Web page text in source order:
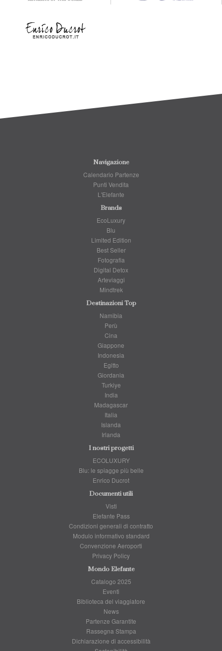
Navigazione
Calendario Partenze
Punti Vendita
L'Elefante
Brands
EcoLuxury
Blu
Limited Edition
Best Seller
Fotografia
Digital Detox
Arteviaggi
Mindtrek
Destinazioni Top
Namibia
Perù
Cina
Giappone
Indonesia
Egitto
Giordania
Turkiye
India
Madagascar
Italia
Islanda
Irlanda
I nostri progetti
ECOLUXURY
Blu: le spiagge più belle
Enrico Ducrot
Documenti utili
Visti
Elefante Pass
Condizioni generali di contratto
Modulo informativo standard
Convenzione Aeroporti
Privacy Policy
Mondo Elefante
Catalogo 2025
Eventi
Biblioteca del viaggiatore
News
Partenze Garantite
Rassegna Stampa
Dichiarazione di accessibilità